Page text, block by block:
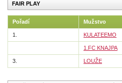
FAIR PLAY
Pořadí Mužstvo
1. KULATEEMO
1.FC KNAJPA
3. LOUŽE